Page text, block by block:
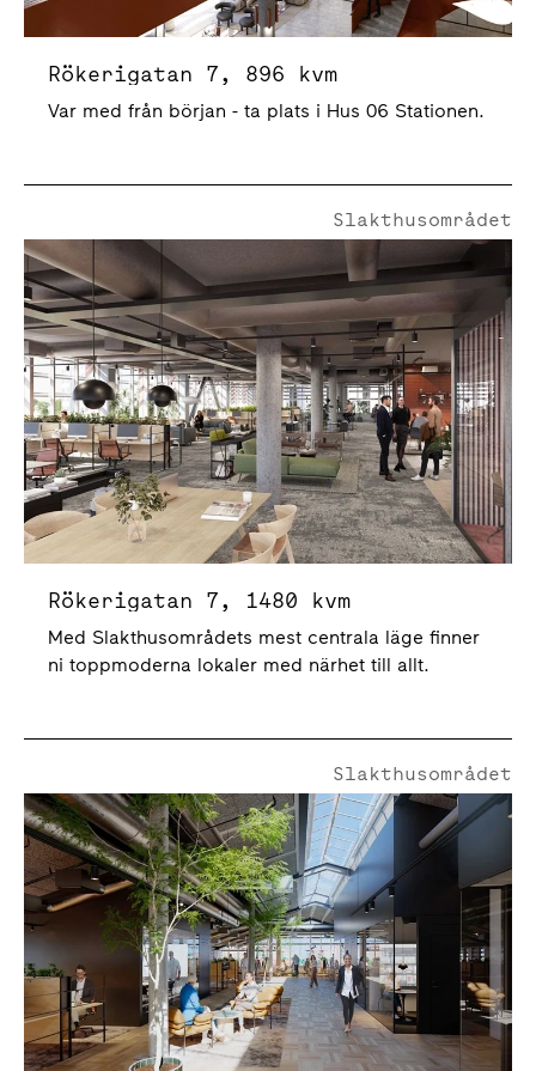
Rökerigatan 7, 896 kvm
Var med från början - ta plats i Hus 06 Stationen.
Rökerigatan 7
Slakthusområdet
Rökerigatan 7, 1480 kvm
Med Slakthusområdets mest centrala läge finner
ni toppmoderna lokaler med närhet till allt.
Rökerigatan 7
Slakthusområdet